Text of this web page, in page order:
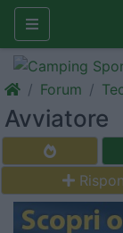
Forum
Avviatore